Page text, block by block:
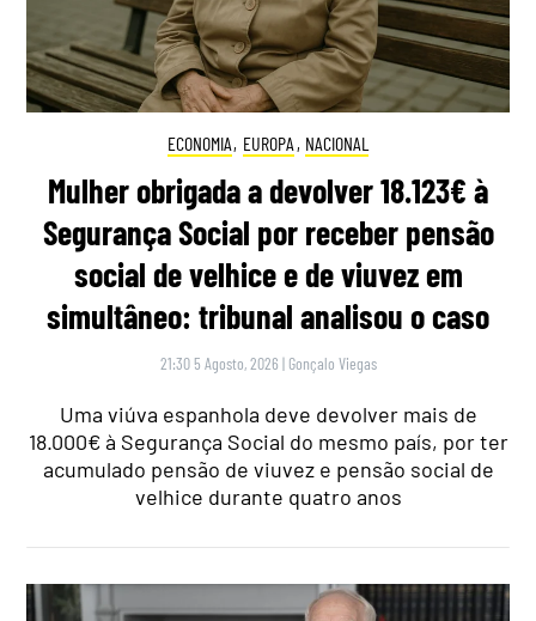
ECONOMIA, EUROPA , NACIONAL
Mulher obrigada a devolver 18.123€ à
Segurança Social por receber pensão
social de velhice e de viuvez em
simultâneo: tribunal analisou o caso
21:30 5 Agosto, 2026 | Gonçalo Viegas
Uma viúva espanhola deve devolver mais de
18.000€ à Segurança Social do mesmo país, por ter
acumulado pensão de viuvez e pensão social de
velhice durante quatro anos